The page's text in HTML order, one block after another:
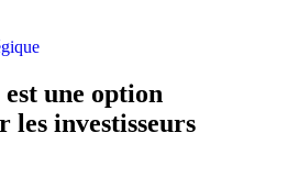
une option
les investisseurs